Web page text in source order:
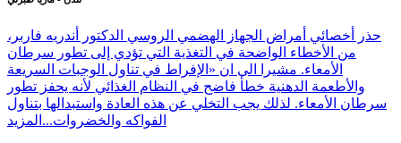
حذر أخصائي أمراض الجهاز الهضمي الروسي الدكتور أندريه فاربر،
من الأخطاء الواضحة في التغذية التي تؤدي إلى تطور سرطان
الأمعاء. مشيرا الى ان «الإفراط في تناول الوجبات السريعة
والأطعمة الدهنية خطأ فاضح في النظام الغذائي لأنه يحفز تطور
سرطان الأمعاء. لذلك يجب التخلي عن هذه العادة واستبدالها بتناول
الفواكه والخضروات... المزيد